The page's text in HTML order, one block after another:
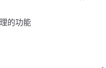
的功能